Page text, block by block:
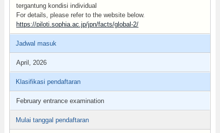
tergantung kondisi individual
For details, please refer to the website below.
https://piloti.sophia.ac.jp/jpn/facts/global-2/
Jadwal masuk
April, 2026
Klasifikasi pendaftaran
February entrance examination
Mulai tanggal pendaftaran